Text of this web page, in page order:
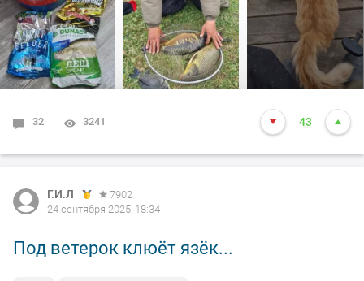
Кот притопал. Посмотрел в пустой садок, "рррмяяу"...
потёрся об руку и свалил по своим делам.
Сидим. Перезабрасываем. Нагибаюсь к сумке(а теперь
и не помню зачем), и боковым зрением вижу загиб.
Через чёрт его сколь времени - первый голыш в садке..
Ну, думаю.😄
А не надо думать. Вредно.
Потом товарищ карася поймал. Сидим дальше. И -
32 3241 43
Г.И.Л
7902
24 сентября 2025, 18:34
Под ветерок клюёт язёк...